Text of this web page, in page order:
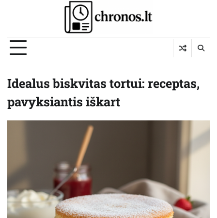
Idealus biskvitas tortui: receptas,
pavyksiantis iškart